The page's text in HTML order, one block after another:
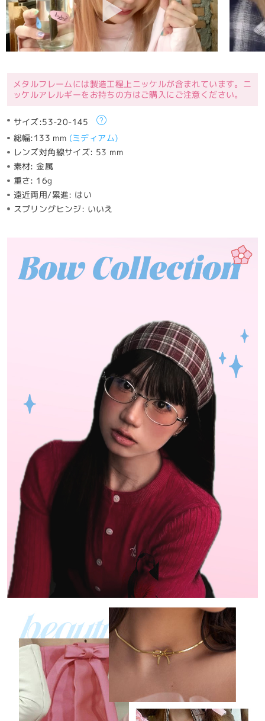
メタルフレームには製造工程上ニッケルが含まれています。ニ
ッケルアレルギーをお持ちの方はご購入にご注意ください。
サイズ:53-20-145
総幅:133 mm (ミディアム)
レンズ対角線サイズ: 53 mm
素材:金属
重さ: 16g
遠近両用/累進: はい
スプリングヒンジ: いいえ